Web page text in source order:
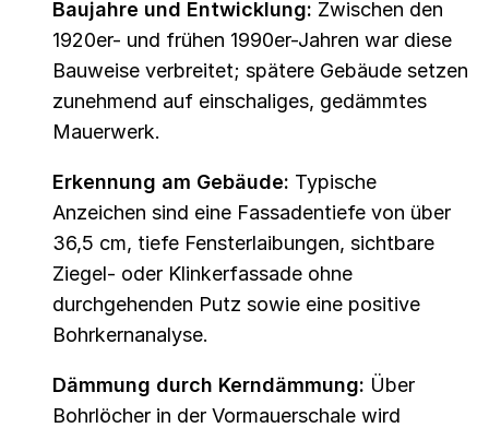
Baujahre und Entwicklung: Zwischen den
1920er- und frühen 1990er-Jahren war diese
Bauweise verbreitet; spätere Gebäude setzen
zunehmend auf einschaliges, gedämmtes
Mauerwerk.
Erkennung am Gebäude: Typische
Anzeichen sind eine Fassadentiefe von über
36,5 cm, tiefe Fensterlaibungen, sichtbare
Ziegel- oder Klinkerfassade ohne
durchgehenden Putz sowie eine positive
Bohrkernanalyse.
Dämmung durch Kerndämmung: Über
Bohrlöcher in der Vormauerschale wird